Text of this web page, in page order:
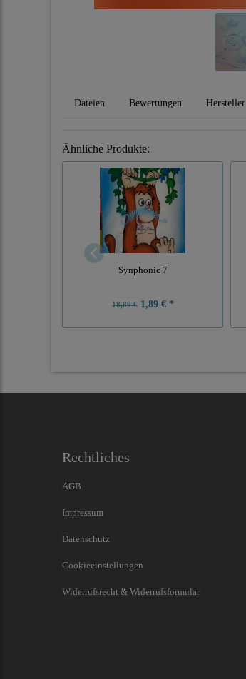
Dateien Bewertungen Hersteller
Ähnliche Produkte:
Synphonic 7
18,89 €1,89 € *
Rechtliches
AGB
Impressum
Datenschutz
Cookieeinstellungen
Widerrufsrecht & Widerrufsformular